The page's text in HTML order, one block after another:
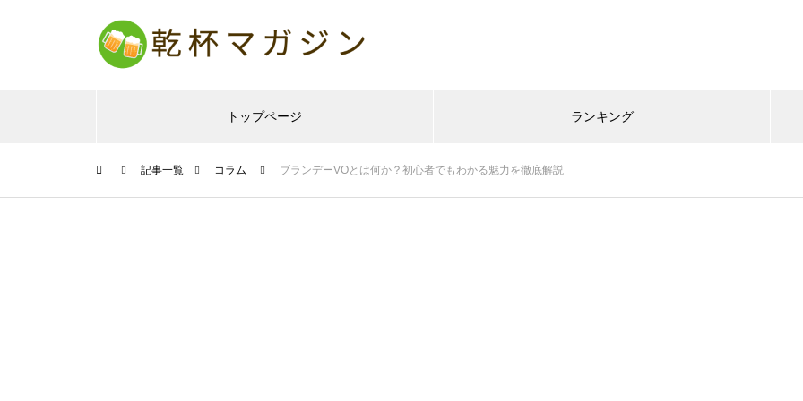
トップページ ランキング
記事一覧 コラム ブランデーVOとは何か？初心者でもわかる魅力を徹底解説